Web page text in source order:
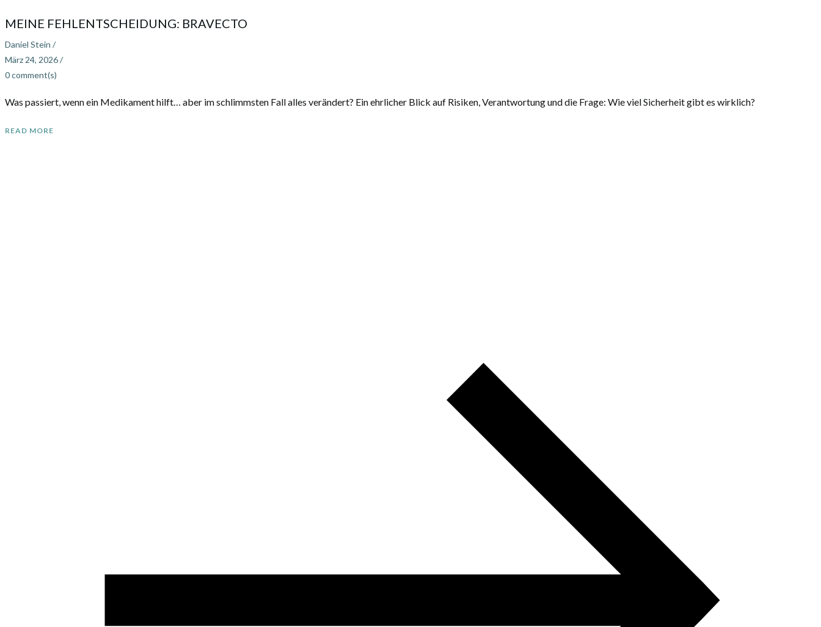
MEINE FEHLENTSCHEIDUNG: BRAVECTO
Daniel Stein /
März 24, 2026/
0comment(s)
Was passiert, wenn ein Medikament hilft… aber im schlimmsten Fall alles verändert? Ein ehrlicher Blick auf Risiken, Verantwortung und die Frage: Wie viel Sicherheit gibt es wirklich?
READ MORE